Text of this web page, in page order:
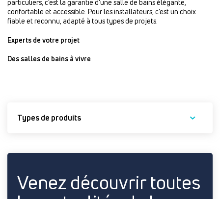
particuliers, c’est la garantie d’une salle de bains élégante,
confortable et accessible. Pour les installateurs, c’est un choix
fiable et reconnu, adapté à tous types de projets.
Experts de votre projet
Des salles de bains à vivre
Types de produits
Venez découvrir toutes